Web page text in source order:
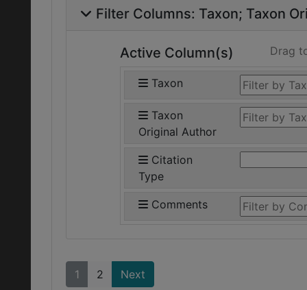
Filter Columns: Taxon Taxon
Active Column(s) Drag
Taxon
Taxon
Original Author
Citation
Type
Comments
1 2 Next